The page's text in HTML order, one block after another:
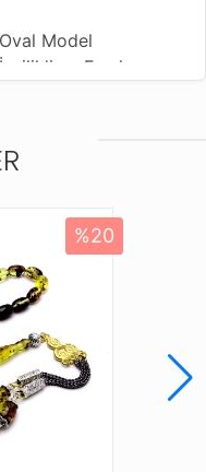
Oval Model
İşçilikli ve Fırınlanmış
Uygundur
Standart Tesbih İpi
Standart Tesbih
Kutusu
öğenin gerçek
biraz farklı olabilir.
halini alan bu
Tüm
%20